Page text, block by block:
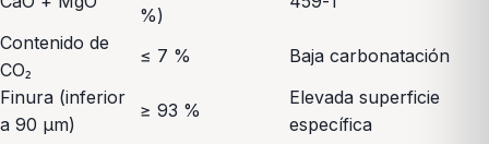
%)
Contenido de
CO₂
≤ 7 %
Baja carbonatación
Finura (inferior
a 90 µm)
≥ 93 %
Elevada superficie
específica